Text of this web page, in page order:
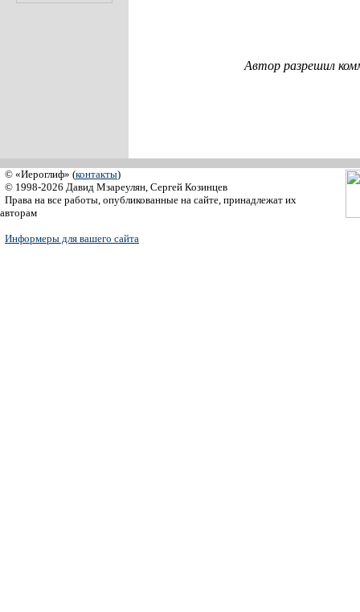
Автор разрешил
© «Иероглиф» (контакты)
© 1998-2026 Давид Мзареулян, Сергей Козинцев
Права на все работы, опубликованные на сайте, принадлежат их
авторам
Информеры для вашего сайта